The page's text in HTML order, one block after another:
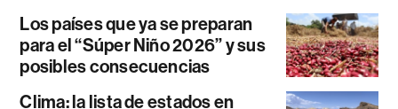
Los países que ya se preparan
para el “Súper Niño 2026” y sus
posibles consecuencias
Clima: la lista de estados en